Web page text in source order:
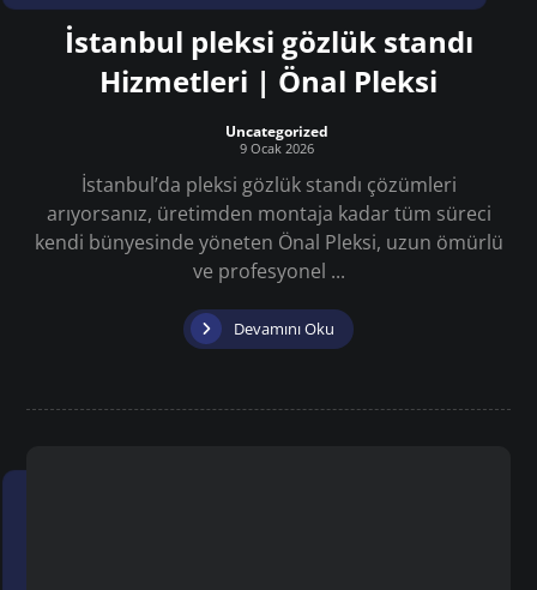
İstanbul pleksi gözlük standı
Hizmetleri | Önal Pleksi
Uncategorized
9 Ocak 2026
İstanbul’da pleksi gözlük standı çözümleri
arıyorsanız, üretimden montaja kadar tüm süreci
kendi bünyesinde yöneten Önal Pleksi, uzun ömürlü
ve profesyonel ...
Devamını Oku